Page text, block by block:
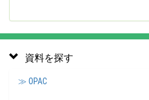
資料を探す
≫ OPAC